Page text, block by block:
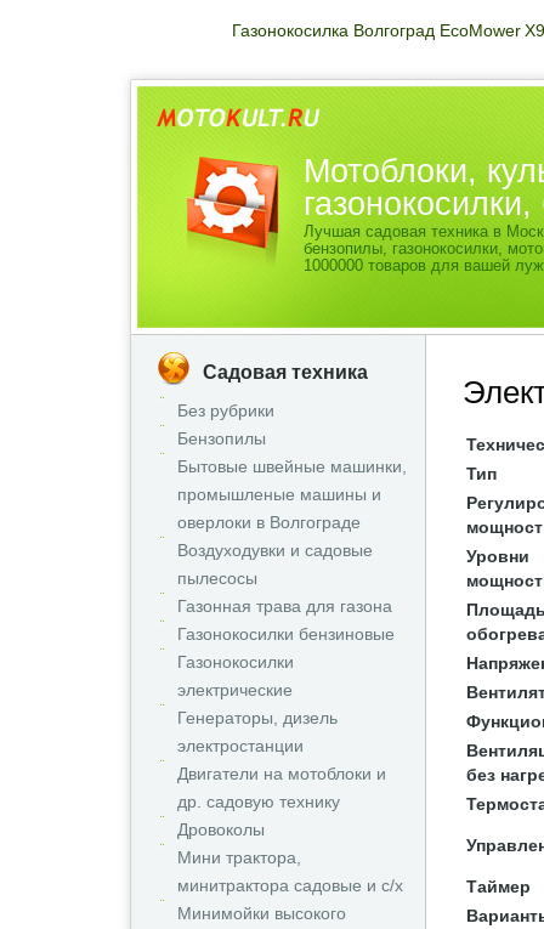
Газонокосилка Волгоград EcoMower X9
Мотоблоки,
Лучшая садовая техника в
бензопилы, газонокосилки,
1000000 товаров для вашей
Садовая техника
Без рубрики
Бензопилы
Бытовые швейные машинки,
промышленые машины и
оверлоки в Волгограде
Воздуходувки и садовые
пылесосы
Газонная трава для газона
Газонокосилки бензиновые
Газонокосилки
электрические
Генераторы, дизель
электростанции
Двигатели на мотоблоки и
др. садовую технику
Дровоколы
Мини трактора,
минитрактора садовые и с/х
Минимойки высокого
Тип
Уровни
без
Таймер